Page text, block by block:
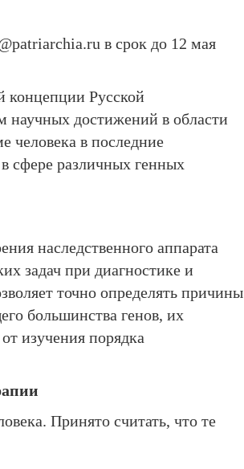
в срок до 12 мая
концепции Русской
научных достижений в области
человека в последние
сфере различных генных
наследственного аппарата
задач при диагностике и
точно определять причины
большинства генов, их
изучения порядка
Принято считать, что те